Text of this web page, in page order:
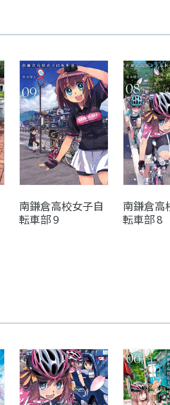
南鎌倉高校女子自
転車部 9
南鎌倉高
転車部 8